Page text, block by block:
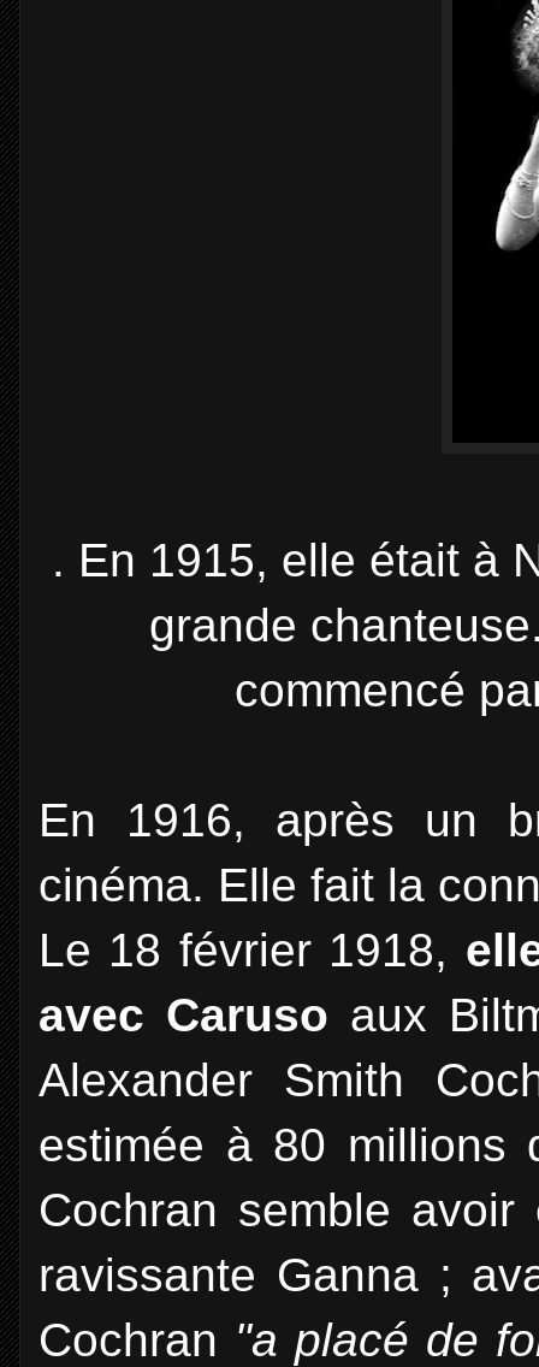
. En 1915, elle était à
grande
commencé
En 1916, après un
cinéma. Elle fait la
Le 18 février 1918,
avec Caruso aux
Alexander Smith
estimée à 80 millions
Cochran semble
ravissante Ganna ;
Cochran "a placé de